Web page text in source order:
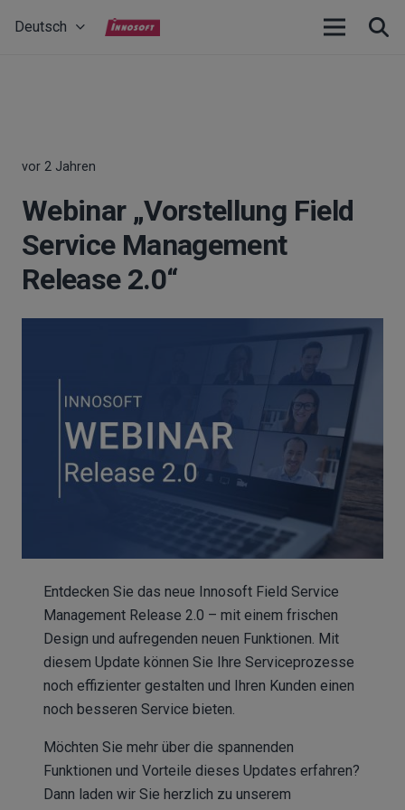
Deutsch
vor 2 Jahren
Webinar „Vorstellung Field
Service Management
Release 2.0“
Entdecken Sie das neue Innosoft Field Service
Management Release 2.0 – mit einem frischen
Design und aufregenden neuen Funktionen. Mit
diesem Update können Sie Ihre Serviceprozesse
noch effizienter gestalten und Ihren Kunden einen
noch besseren Service bieten.
Möchten Sie mehr über die spannenden
Funktionen und Vorteile dieses Updates erfahren?
Dann laden wir Sie herzlich zu unserem